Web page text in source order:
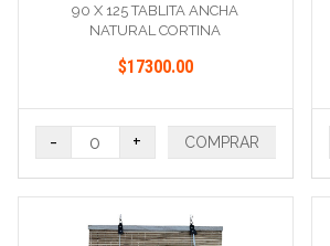
90 X 125 TABLITA ANCHA
NATURAL CORTINA
$17300.00
- + COMPRAR